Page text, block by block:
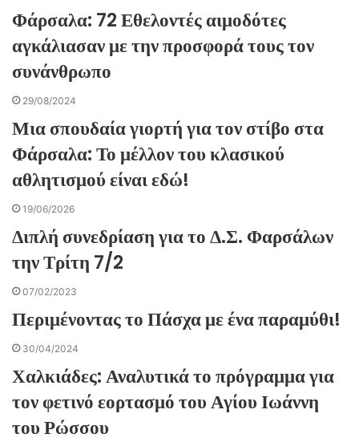
Φάρσαλα: 72 Εθελοντές αιμοδότες
αγκάλιασαν με την προσφορά τους τον
συνάνθρωπο
29/08/2024
Μια σπουδαία γιορτή για τον στίβο στα
Φάρσαλα: Το μέλλον του κλασικού
αθλητισμού είναι εδώ!
19/06/2026
Διπλή συνεδρίαση για το Δ.Σ. Φαρσάλων
την Τρίτη 7/2
07/02/2023
Περιμένοντας το Πάσχα με ένα παραμύθι!
30/04/2024
Χαλκιάδες: Αναλυτικά το πρόγραμμα για
τον φετινό εορτασμό του Αγίου Ιωάννη
του Ρώσσου